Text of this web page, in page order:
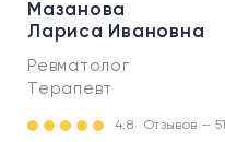
Мазанова
Лариса Ивановна
Ревматолог
Терапевт
4.8 Отзывов — 51